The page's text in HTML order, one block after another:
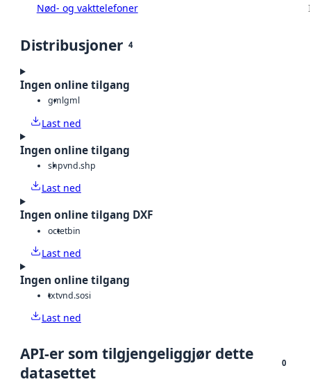
Nød- og vakttelefoner
Distribusjoner 4
Ingen online tilgang
gmlgml
Last ned
Ingen online tilgang
shpvnd.shp
Last ned
Ingen online tilgang DXF
octetbin
Last ned
Ingen online tilgang
txtvnd.sosi
Last ned
API-er som tilgjengeliggjør dette
datasettet
0